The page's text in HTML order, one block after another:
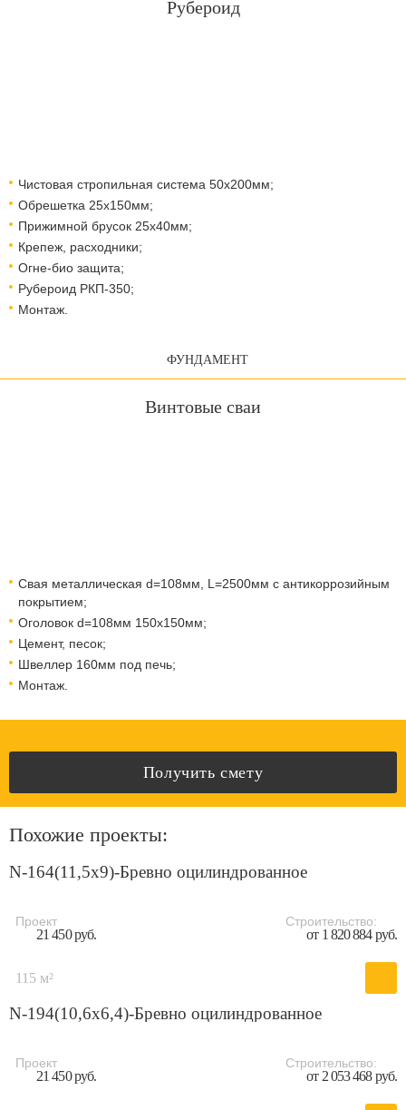
Рубероид
Чистовая стропильная система 50х200мм;
Обрешетка 25х150мм;
Прижимной брусок 25х40мм;
Крепеж, расходники;
Огне-био защита;
Рубероид РКП-350;
Монтаж.
ФУНДАМЕНТ
Винтовые сваи
Свая металлическая d=108мм, L=2500мм с антикоррозийным
покрытием;
Оголовок d=108мм 150x150мм;
Цемент, песок;
Швеллер 160мм под печь;
Монтаж.
Получить смету
Похожие проекты:
N-164(11,5x9)-Бревно оцилиндрованное
Проект
21 450 руб.
Строительство:
от 1 820 884 руб.
115 м²
N-194(10,6x6,4)-Бревно оцилиндрованное
Проект
21 450 руб.
Строительство:
от 2 053 468 руб.